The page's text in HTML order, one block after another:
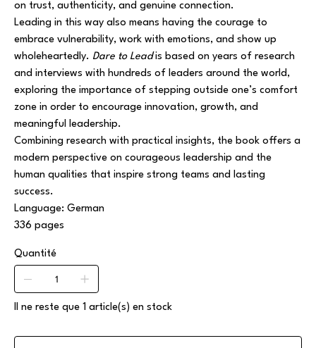
on trust, authenticity, and genuine connection.
Leading in this way also means having the courage to
embrace vulnerability, work with emotions, and show up
wholeheartedly. Dare to Leadis based on years of research
and interviews with hundreds of leaders around the world,
exploring the importance of stepping outside one’s comfort
zone in order to encourage innovation, growth, and
meaningful leadership.
Combining research with practical insights, the book offers a
modern perspective on courageous leadership and the
human qualities that inspire strong teams and lasting
success.
Language: German
336 pages
Quantité
Il ne reste que 1 article(s) en stock